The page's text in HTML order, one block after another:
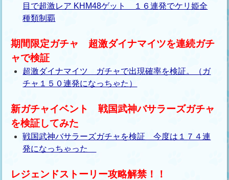
目で超激レア KHM48ゲット １６連発でケリ姫全
種類制覇
期間限定ガチャ 超激ダイナマイツを連続ガチ
ャで検証
超激ダイナマイツ ガチャで出現確率を検証。（ガ
チャ１５０連発になっちゃた）
新ガチャイベント 戦国武神バサラーズガチャ
を検証してみた
戦国武神バサラーズガチャを検証 今度は１７４連
発になっちゃった
レジェンドストーリー攻略解禁！！